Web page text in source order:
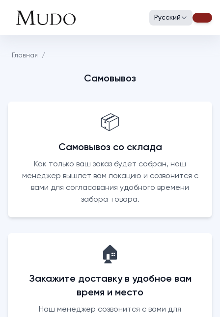
Русский
Главная /
Самовывоз
📦
Самовывоз со склада
Как только ваш заказ будет собран, наш
менеджер вышлет вам локацию и созвонится с
вами для согласования удобного времени
забора товара.
🏠
Закажите доставку в удобное вам
время и место
Наш менеджер созвонится с вами для